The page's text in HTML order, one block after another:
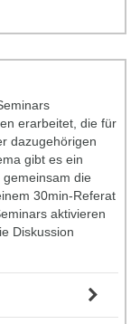
erarbeitet, die für
dazugehörigen
gibt es ein
gemeinsam die
30min-Referat
aktivieren
Diskussion